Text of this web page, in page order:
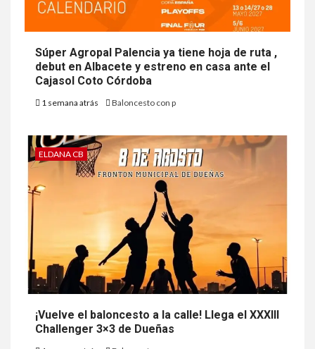
Súper Agropal Palencia ya tiene hoja de ruta ,
debut en Albacete y estreno en casa ante el
Cajasol Coto Córdoba
1 semana atrás Baloncesto con p
ELDANA CB
¡Vuelve el baloncesto a la calle! Llega el XXXIII
Challenger 3×3 de Dueñas